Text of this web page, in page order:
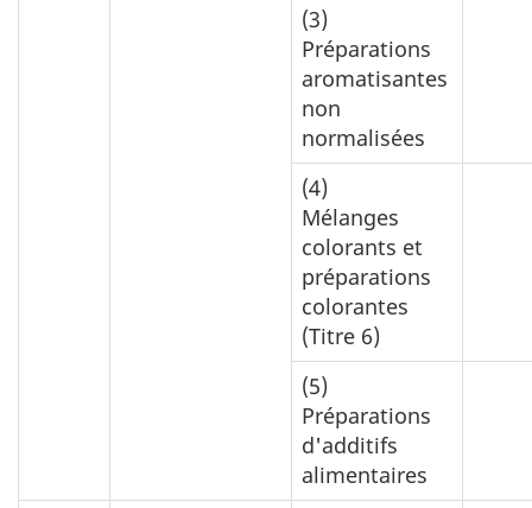
(3)
Préparations
aromatisantes
non
normalisées
(4)
Mélanges
colorants et
préparations
colorantes
(Titre 6)
(5)
Préparations
d'additifs
alimentaires